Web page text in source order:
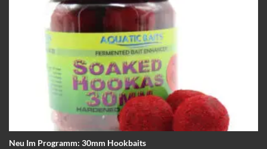
Neu Im Programm: 30mm Hookbaits